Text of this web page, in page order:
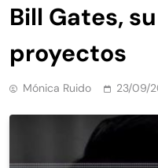
Bill Gates,
proyectos
Mónica Ruido 23/09/